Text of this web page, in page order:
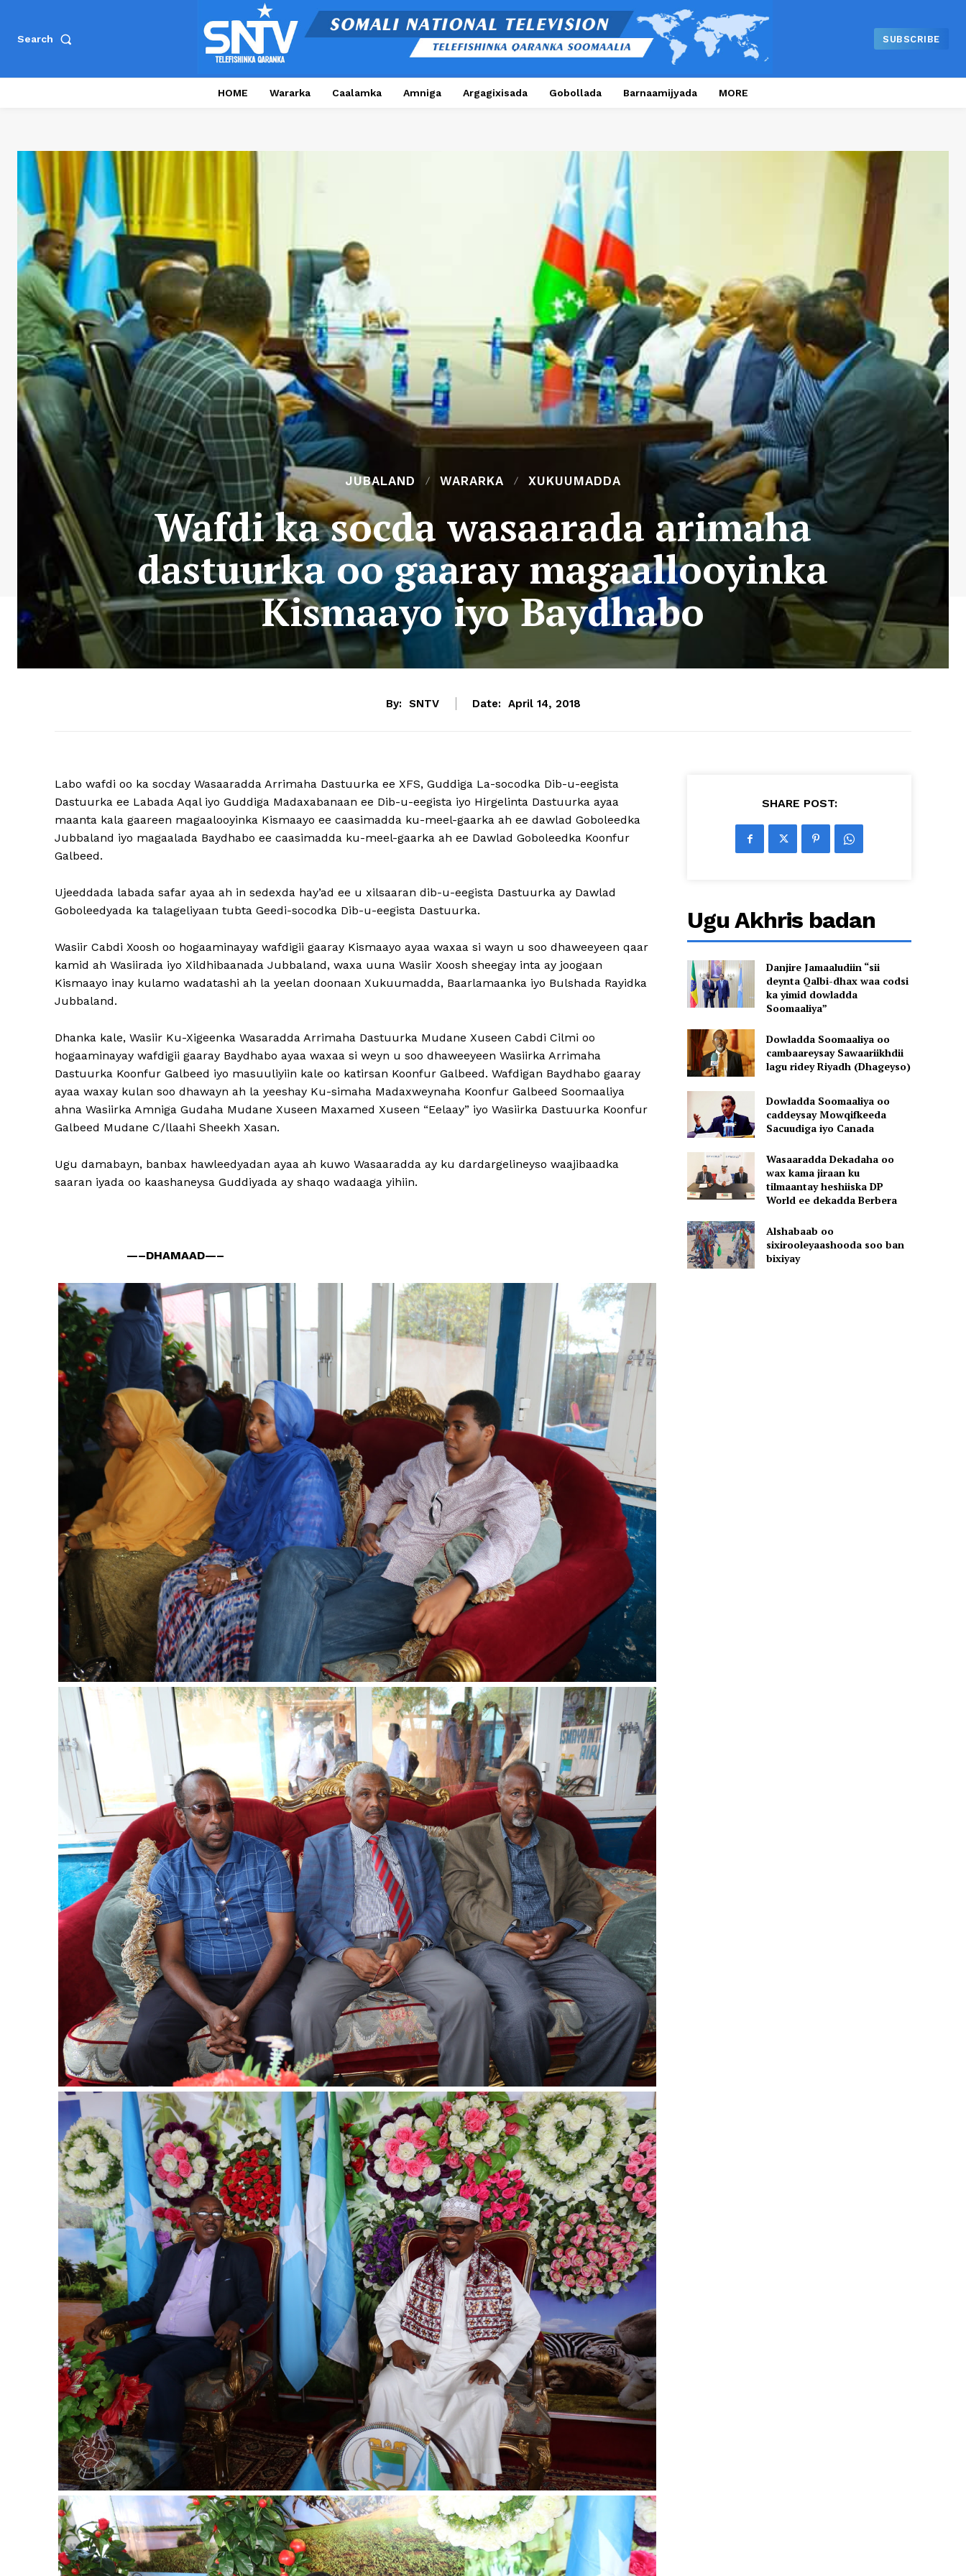
Search SUBSCRIBE
HOME Wararka Caalamka Amniga Argagixisada Gobollada Barnaamijyada MORE
JUBALAND WARARKA XUKUUMADDA
Wafdi ka socda wasaarada arimaha
dastuurka oo gaaray magaallooyinka
Kismaayo iyo Baydhabo
By: SNTV Date: April 14, 2018
Labo wafdi oo ka socday Wasaaradda Arrimaha Dastuurka ee XFS, Guddiga La-socodka Dib-u-eegista
Dastuurka ee Labada Aqal iyo Guddiga Madaxabanaan ee Dib-u-eegista iyo Hirgelinta Dastuurka ayaa
maanta kala gaareen magaalooyinka Kismaayo ee caasimadda ku-meel-gaarka ah ee dawlad Goboleedka
Jubbaland iyo magaalada Baydhabo ee caasimadda ku-meel-gaarka ah ee Dawlad Goboleedka Koonfur
Galbeed.
Ujeeddada labada safar ayaa ah in sedexda hay’ad ee u xilsaaran dib-u-eegista Dastuurka ay Dawlad
Goboleedyada ka talageliyaan tubta Geedi-socodka Dib-u-eegista Dastuurka.
Wasiir Cabdi Xoosh oo hogaaminayay wafdigii gaaray Kismaayo ayaa waxaa si wayn u soo dhaweeyeen qaar
kamid ah Wasiirada iyo Xildhibaanada Jubbaland, waxa uuna Wasiir Xoosh sheegay inta ay joogaan
Kismaayo inay kulamo wadatashi ah la yeelan doonaan Xukuumadda, Baarlamaanka iyo Bulshada Rayidka
Jubbaland.
Dhanka kale, Wasiir Ku-Xigeenka Wasaradda Arrimaha Dastuurka Mudane Xuseen Cabdi Cilmi oo
hogaaminayay wafdigii gaaray Baydhabo ayaa waxaa si weyn u soo dhaweeyeen Wasiirka Arrimaha
Dastuurka Koonfur Galbeed iyo masuuliyiin kale oo katirsan Koonfur Galbeed. Wafdigan Baydhabo gaaray
ayaa waxay kulan soo dhawayn ah la yeeshay Ku-simaha Madaxweynaha Koonfur Galbeed Soomaaliya
ahna Wasiirka Amniga Gudaha Mudane Xuseen Maxamed Xuseen “Eelaay” iyo Wasiirka Dastuurka Koonfur
Galbeed Mudane C/llaahi Sheekh Xasan.
Ugu damabayn, banbax hawleedyadan ayaa ah kuwo Wasaaradda ay ku dardargelineyso waajibaadka
saaran iyada oo kaashaneysa Guddiyada ay shaqo wadaaga yihiin.
—–DHAMAAD—–
SHARE POST:
Ugu Akhris badan
Danjire Jamaaludiin “sii
deynta Qalbi-dhax waa codsi
ka yimid dowladda
Soomaaliya”
Dowladda Soomaaliya oo
cambaareysay Sawaariikhdii
lagu ridey Riyadh (Dhageyso)
Dowladda Soomaaliya oo
caddeysay Mowqifkeeda
Sacuudiga iyo Canada
Wasaaradda Dekadaha oo
wax kama jiraan ku
tilmaantay heshiiska DP
World ee dekadda Berbera
Alshabaab oo
sixirooleyaashooda soo ban
bixiyay